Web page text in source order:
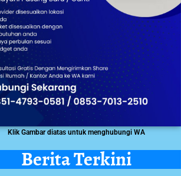
Klik Gambar diatas untuk menghubungi WA
Berita Terkini